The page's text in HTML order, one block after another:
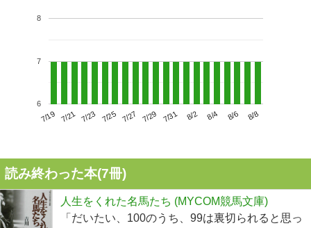
7/19 7/21 7/23 7/25 7/27 7/29 7/31 8/2 8/4 8/6 8/8
6
7
8
読み終わった本(7冊)
人生をくれた名馬たち (MYCOM競馬文庫)
「だいたい、100のうち、99は裏切られると思っ